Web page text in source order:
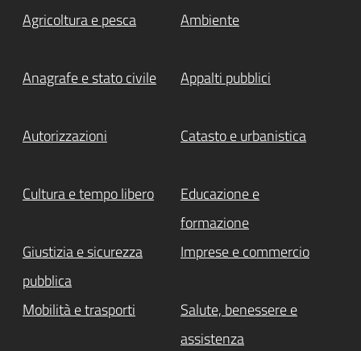
Agricoltura e pesca Ambiente
Anagrafe e stato civile Appalti pubblici
Autorizzazioni Catasto e urbanistica
Cultura e tempo libero
Educazione e
formazione
Giustizia e sicurezza
pubblica
Imprese e commercio
Mobilità e trasporti
Salute, benessere e
assistenza